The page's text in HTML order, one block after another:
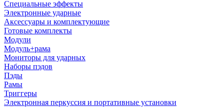
Специальные эффекты
Электронные ударные
Аксессуары и комплектующие
Готовые комплекты
Модули
Модуль+рама
Мониторы для ударных
Наборы пэдов
Пэды
Рамы
Триггеры
Электронная перкуссия и портативные установки